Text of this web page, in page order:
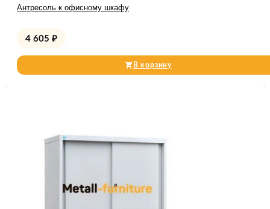
Антресоль к офисному шкафу
4 605 ₽
В корзину